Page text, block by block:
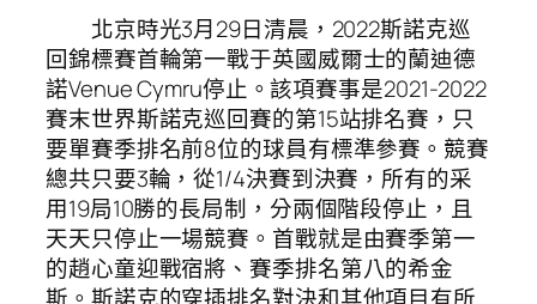
北京時光3月29日清晨，2022斯諾克巡
回錦標賽首輪第一戰于英國威爾士的蘭迪德
諾Venue Cymru停止。該項賽事是2021-2022
賽末世界斯諾克巡回賽的第15站排名賽，只
要單賽季排名前8位的球員有標準參賽。競賽
總共只要3輪，從1/4決賽到決賽，所有的采
用19局10勝的長局制，分兩個階段停止，且
天天只停止一場競賽。首戰就是由賽季第一
的趙心童迎戰宿將、賽季排名第八的希金